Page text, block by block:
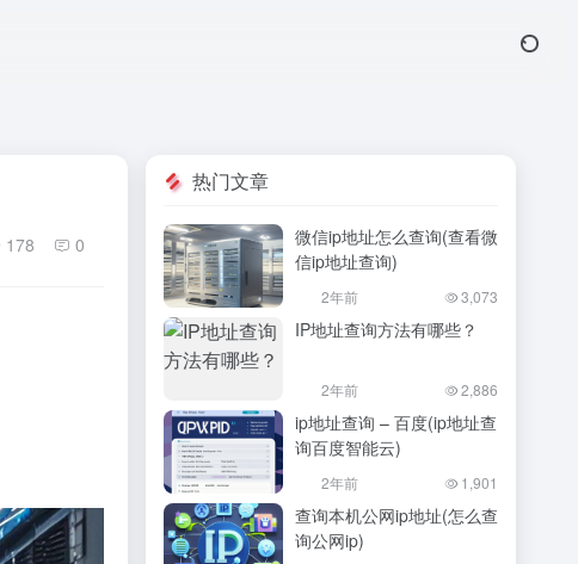
178 0
热门文章
微信ip地址怎么查询(查看微
信ip地址查询)
2年前 3,073
IP地址查询方法有哪些？
2年前 2,886
ip地址查询 – 百度(ip地址查
询百度智能云)
2年前 1,901
查询本机公网ip地址(怎么查
询公网ip)